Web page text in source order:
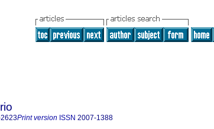
Print version ISSN 2007-1388